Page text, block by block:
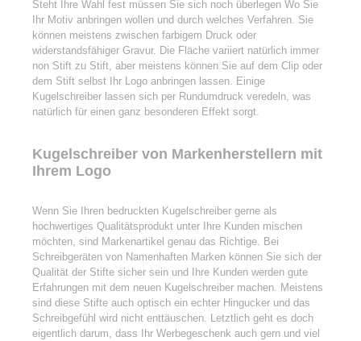
Steht Ihre Wahl fest müssen Sie sich noch überlegen Wo Sie
Ihr Motiv anbringen wollen und durch welches Verfahren. Sie
können meistens zwischen farbigem Druck oder
widerstandsfähiger Gravur. Die Fläche variiert natürlich immer
non Stift zu Stift, aber meistens können Sie auf dem Clip oder
dem Stift selbst Ihr Logo anbringen lassen. Einige
Kugelschreiber lassen sich per Rundumdruck veredeln, was
natürlich für einen ganz besonderen Effekt sorgt.
Kugelschreiber von Markenherstellern mit
Ihrem Logo
Wenn Sie Ihren bedruckten Kugelschreiber gerne als
hochwertiges Qualitätsprodukt unter Ihre Kunden mischen
möchten, sind Markenartikel genau das Richtige. Bei
Schreibgeräten von Namenhaften Marken können Sie sich der
Qualität der Stifte sicher sein und Ihre Kunden werden gute
Erfahrungen mit dem neuen Kugelschreiber machen. Meistens
sind diese Stifte auch optisch ein echter Hingucker und das
Schreibgefühl wird nicht enttäuschen. Letztlich geht es doch
eigentlich darum, dass Ihr Werbegeschenk auch gern und viel